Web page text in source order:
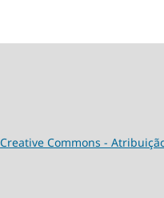
Creative Commons -